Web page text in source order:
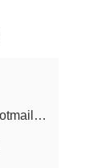
shaoyeningbo@hotmail.com